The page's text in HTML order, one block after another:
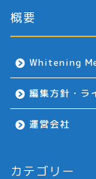
概要
Whitening
編集方針・ラ
運営会社
カテゴリー